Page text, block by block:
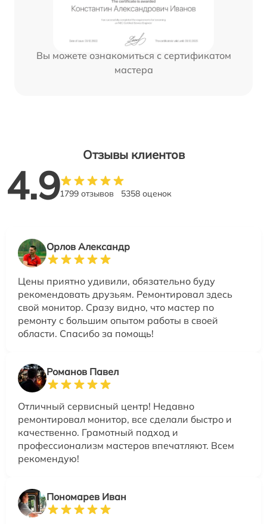
Вы можете ознакомиться с сертификатом
мастера
Отзывы клиентов
4.91799 отзывов 5358 оценок
Орлов Александр
Цены приятно удивили, обязательно буду
рекомендовать друзьям. Ремонтировал здесь
свой монитор. Сразу видно, что мастер по
ремонту с большим опытом работы в своей
области. Спасибо за помощь!
Романов Павел
Отличный сервисный центр! Недавно
ремонтировал монитор, все сделали быстро и
качественно. Грамотный подход и
профессионализм мастеров впечатляют. Всем
рекомендую!
Пономарев Иван